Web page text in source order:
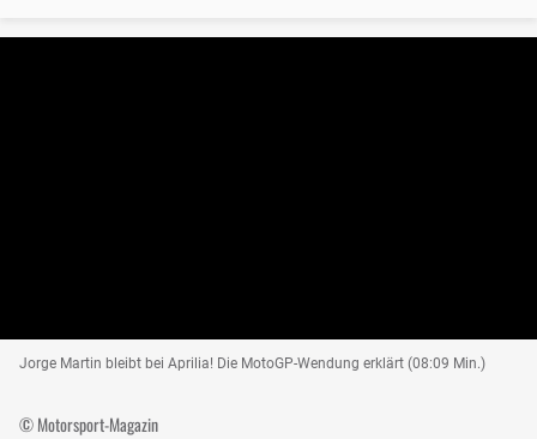
Jorge Martin bleibt bei Aprilia! Die MotoGP-Wendung erklärt (08:09 Min.)
© Motorsport-Magazin